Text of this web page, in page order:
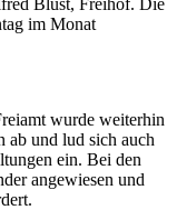
im Monat
wurde weiterhin
ab und lud sich auch
ein. Bei den
angewiesen und